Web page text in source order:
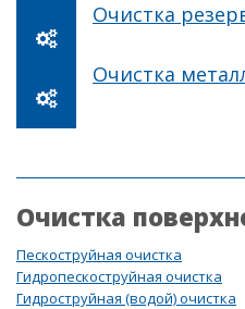
Очистка
Очистка
Очистка
Пескоструйная очистка
Гидропескоструйная очистка
Гидроструйная (водой) очистка